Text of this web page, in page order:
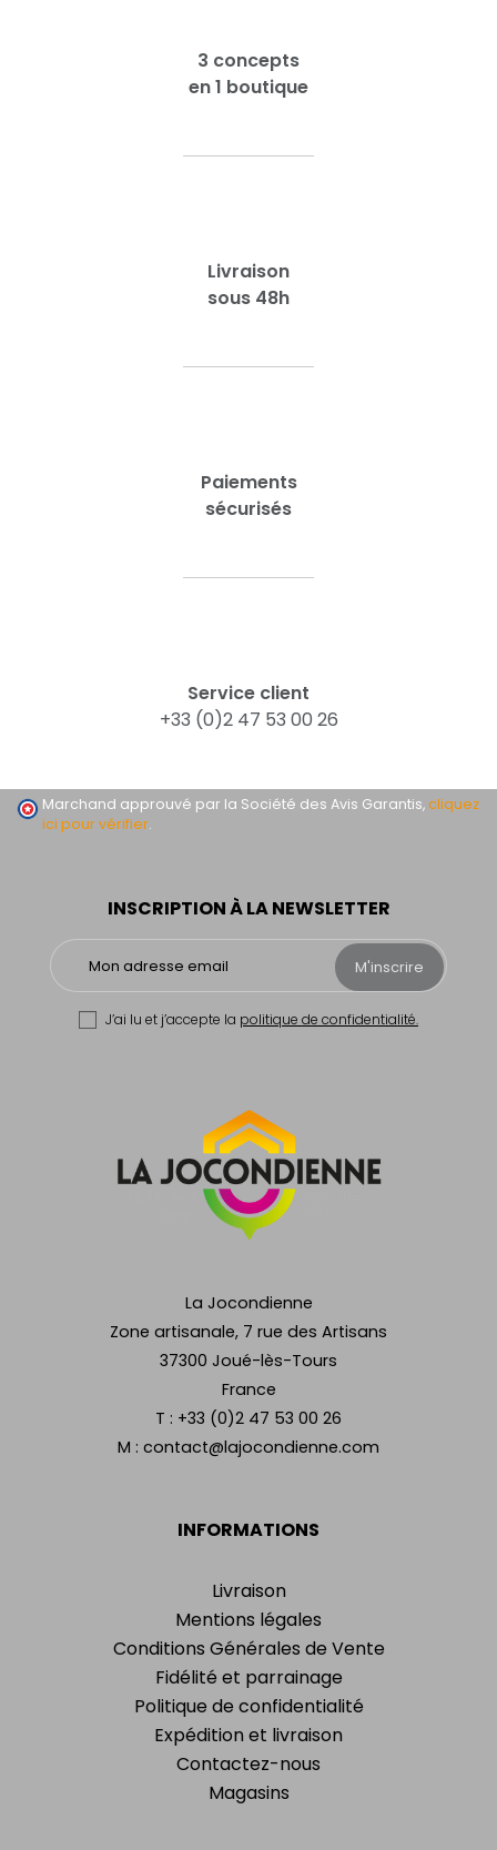
3 concepts
en 1 boutique
Livraison
sous 48h
Paiements
sécurisés
Service client
+33 (0)2 47 53 00 26
INFORMATIONS
Livraison
Mentions légales
Conditions Générales de Vente
Fidélité et parrainage
Politique de confidentialité
Expédition et livraison
Contactez-nous
Magasins
La Jocondienne
Zone artisanale, 7 rue des Artisans
37300 Joué-lès-Tours
France
T : +33 (0)2 47 53 00 26
M : contact@lajocondienne.com
INSCRIPTION À LA NEWSLETTER
M'inscrire
J’ai lu et j’accepte la politique de confidentialité.
Marchand approuvé par la Société des Avis Garantis,cliquez
ici pour vérifier.